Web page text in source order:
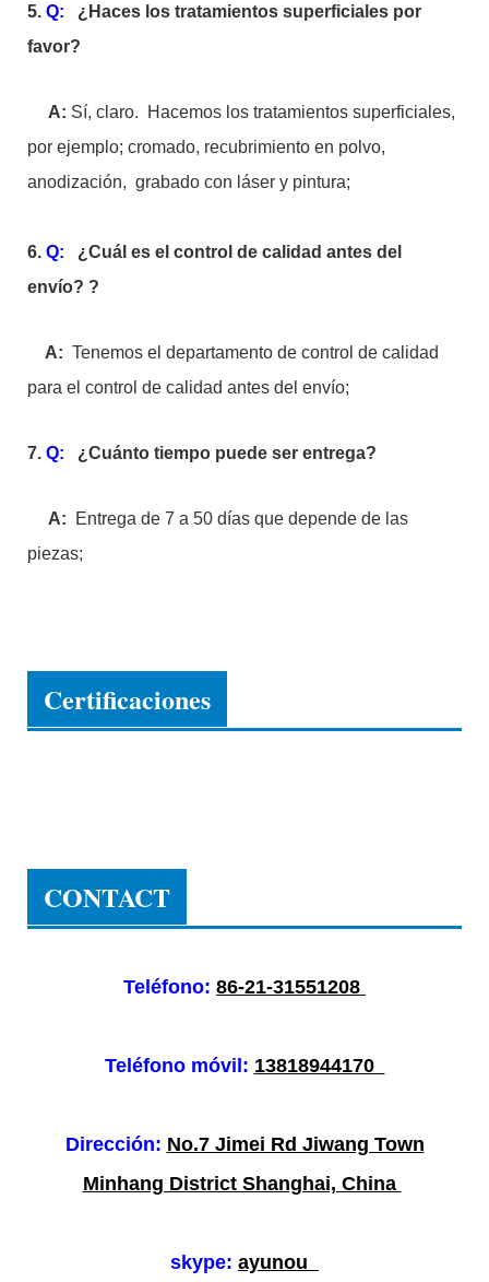
5. Q:
¿Haces los tratamientos superficiales por
favor?
A: Sí, claro. Hacemos los tratamientos superficiales,
por ejemplo; cromado, recubrimiento en polvo,
anodización, grabado con láser y pintura;
6. Q:
¿Cuál es el control de calidad antes del
envío? ?
A: Tenemos el departamento de control de calidad
para el control de calidad antes del envío;
7. Q: ¿Cuánto tiempo puede ser entrega?
A:
Entrega de 7 a 50 días que depende de las
piezas;
Certificaciones
CONTACT
Teléfono: 86-21-31551208
Teléfono móvil: 13818944170
Dirección: No.7 Jimei Rd Jiwang Town
Minhang District Shanghai, China
skype: ayunou